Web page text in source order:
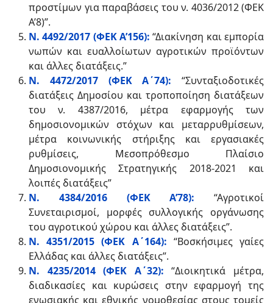
προστίμων για παραβάσεις του ν. 4036/2012 (ΦΕΚ
Α’8)”.
Ν. 4492/2017 (ΦΕΚ Α’156): “Διακίνηση και εμπορία
νωπών και ευαλλοίωτων αγροτικών προϊόντων
και άλλες διατάξεις.”
N. 4472/2017 (ΦΕΚ Α΄74):
“Συνταξιοδοτικές
διατάξεις Δημοσίου και τροποποίηση διατάξεων
του ν. 4387/2016, μέτρα εφαρμογής των
δημοσιονομικών στόχων και μεταρρυθμίσεων,
μέτρα κοινωνικής στήριξης και εργασιακές
ρυθμίσεις, Μεσοπρόθεσμο Πλαίσιο
Δημοσιονομικής Στρατηγικής 2018-2021 και
λοιπές διατάξεις”
Ν. 4384/2016 (ΦΕΚ Α’78): “Αγροτικοί
Συνεταιρισμοί, μορφές συλλογικής οργάνωσης
του αγροτικού χώρου και άλλες διατάξεις”.
Ν. 4351/2015 (ΦΕΚ Α΄164): “Bοσκήσιμες γαίες
Ελλάδας και άλλες διατάξεις”.
N. 4235/2014 (ΦΕΚ Α΄32): “Διοικητικά μέτρα,
διαδικασίες και κυρώσεις στην εφαρμογή της
ενωσιακής και εθνικής νομοθεσίας στους τομείς